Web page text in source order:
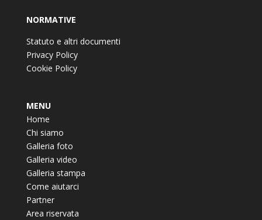
NORMATIVE
Statuto e altri documenti
Privacy Policy
Cookie Policy
MENU
Home
Chi siamo
Galleria foto
Galleria video
Galleria stampa
Come aiutarci
Partner
Area riservata